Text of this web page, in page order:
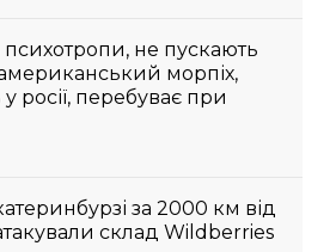
психотропи, не пускають
морпіх,
росії, перебуває при
за 2000 км від
склад Wildberries